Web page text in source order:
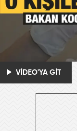
VİDEO'YA GİT